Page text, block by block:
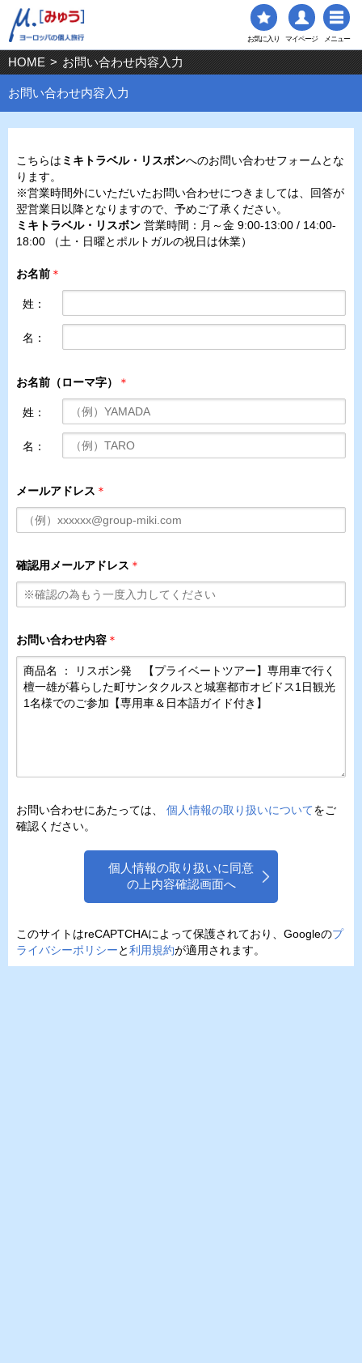
お気に入り マイページ メニュー
HOME > お問い合わせ内容入力
お問い合わせ内容入力
こちらは ミキトラベル・リスボンへのお問い合わせフォームとな
ります。
※営業時間外にいただいたお問い合わせにつきましては、回答が
翌営業日以降となりますので、予めご了承ください。
ミキトラベル・リスボン 営業時間：月～金 9:00-13:00 / 14:00-
18:00 （土・日曜とポルトガルの祝日は休業）
お名前 ＊
姓：
名：
お名前（ローマ字） ＊
姓：
名：
メールアドレス ＊
確認用メールアドレス ＊
お問い合わせ内容 ＊
お問い合わせにあたっては、 個人情報の取り扱いについてをご
確認ください。
個人情報の取り扱いに同意
の上内容確認画面へ
このサイトはreCAPTCHAによって保護されており、Googleのプ
ライバシーポリシーと利用規約が適用されます。